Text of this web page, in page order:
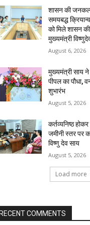
शासन की
समयबद्ध
को मिले शासन
मुख्यमंत्री
August 6, 2026
मुख्यमंत्री साय ने
पीपल का पौधा,
शुभारंभ
August 5, 2026
कर्तव्यनिष्ठ
जमीनी स्तर पर
विष्णु देव साय
August 5, 2026
Load more
COMMENTS